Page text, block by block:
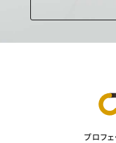
プロフ